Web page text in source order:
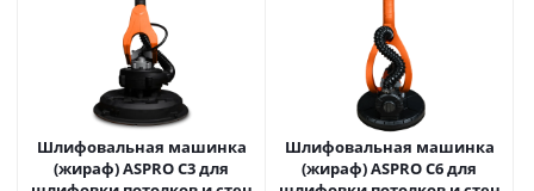
Шлифовальная машинка
(жираф) ASPRO C3 для
Шлифовальная машинка
(жираф) ASPRO C6 для